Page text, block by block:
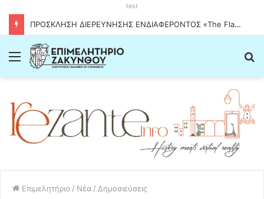
test
ΠΡΟΣΚΛΗΣΗ ΔΙΕΡΕΥΝΗΣΗΣ ΕΝΔΙΑΦΕΡΟΝΤΟΣ «The Flavours of Greece – Stockholm Greek Month»
Menu
Επιμελητήριο / Νέα / Δημοσιεύσεις